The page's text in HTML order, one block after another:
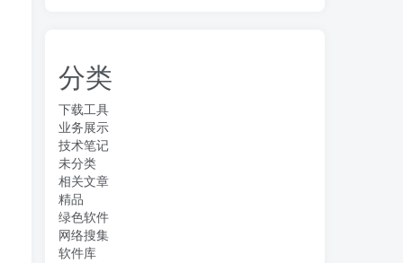
分类
下载工具
业务展示
技术笔记
未分类
相关文章
精品
绿色软件
网络搜集
软件库